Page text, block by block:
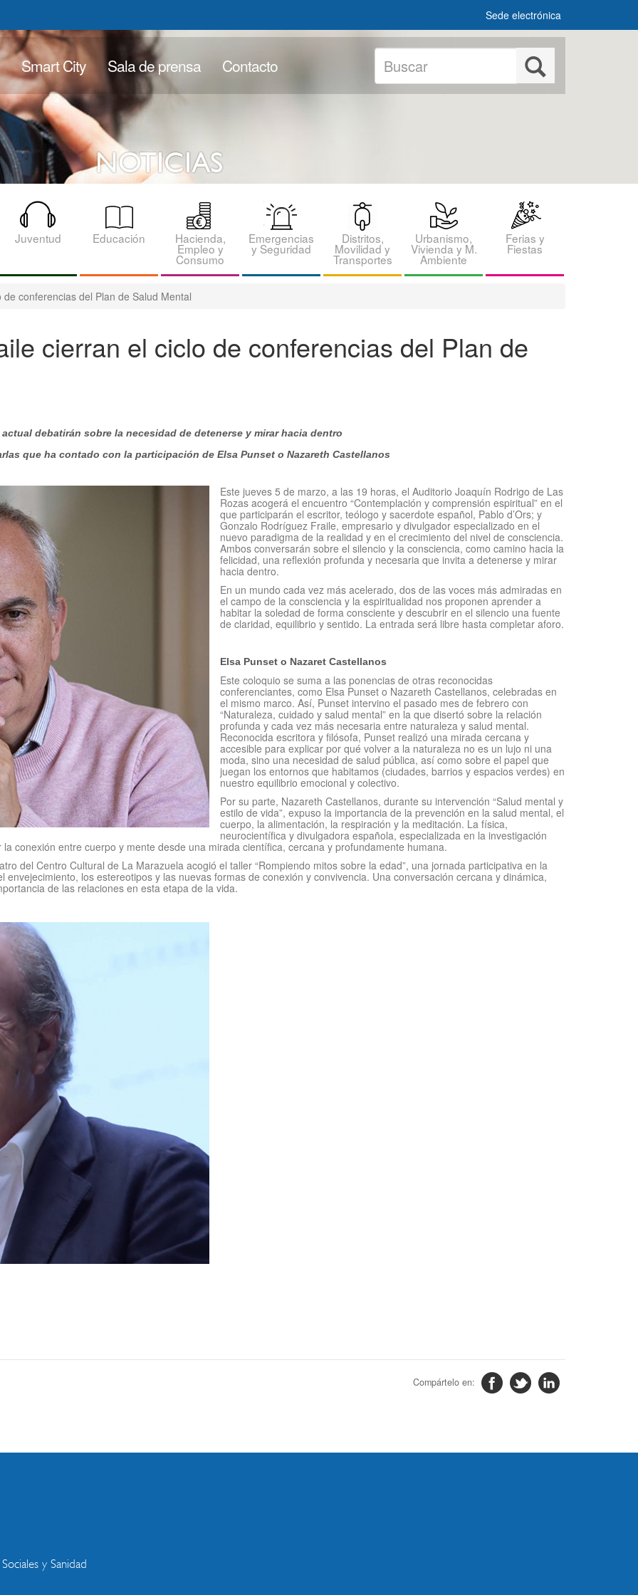
Sede electrónica
Smart City Sala de prensa Contacto Buscar
Juventud Educación Hacienda,
Empleo y
Consumo
Emergencias
y Seguridad
Distritos,
Movilidad y
Transportes
Urbanismo,
Vivienda y M.
Ambiente
Ferias y
Fiestas
conferencias del Plan de Salud Mental
cierran el ciclo de conferencias del Plan de
debatirán sobre la necesidad de detenerse y mirar hacia dentro
que ha contado con la participación de Elsa Punset o Nazareth Castellanos
Este jueves 5 de marzo, a las 19 horas, el Auditorio Joaquín Rodrigo de Las
Rozas acogerá el encuentro “Contemplación y comprensión espiritual” en el
que participarán el escritor, teólogo y sacerdote español, Pablo d’Ors; y
Gonzalo Rodríguez Fraile, empresario y divulgador especializado en el
nuevo paradigma de la realidad y en el crecimiento del nivel de consciencia.
Ambos conversarán sobre el silencio y la consciencia, como camino hacia la
felicidad, una reflexión profunda y necesaria que invita a detenerse y mirar
hacia dentro.
En un mundo cada vez más acelerado, dos de las voces más admiradas en
el campo de la consciencia y la espiritualidad nos proponen aprender a
habitar la soledad de forma consciente y descubrir en el silencio una fuente
de claridad, equilibrio y sentido. La entrada será libre hasta completar aforo.
Elsa Punset o Nazaret Castellanos
Este coloquio se suma a las ponencias de otras reconocidas
conferenciantes, como Elsa Punset o Nazareth Castellanos, celebradas en
el mismo marco. Así, Punset intervino el pasado mes de febrero con
“Naturaleza, cuidado y salud mental” en la que disertó sobre la relación
profunda y cada vez más necesaria entre naturaleza y salud mental.
Reconocida escritora y filósofa, Punset realizó una mirada cercana y
accesible para explicar por qué volver a la naturaleza no es un lujo ni una
moda, sino una necesidad de salud pública, así como sobre el papel que
juegan los entornos que habitamos (ciudades, barrios y espacios verdes) en
nuestro equilibrio emocional y colectivo.
Por su parte, Nazareth Castellanos, durante su intervención “Salud mental y
estilo de vida”, expuso la importancia de la prevención en la salud mental, el
cuerpo, la alimentación, la respiración y la meditación. La física,
neurocientífica y divulgadora española, especializada en la investigación
conexión entre cuerpo y mente desde una mirada científica, cercana y profundamente humana.
del Centro Cultural de La Marazuela acogió el taller “Rompiendo mitos sobre la edad”, una jornada participativa en la
los estereotipos y las nuevas formas de conexión y convivencia. Una conversación cercana y dinámica,
de las relaciones en esta etapa de la vida.
y Sanidad